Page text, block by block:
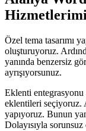
Özel tema tasarımı
oluşturuyoruz.
yanında benzersiz
ayrışıyorsunuz.
Eklenti entegrasyonu
eklentileri seçiyoruz.
yapıyoruz. Bunun
Dolayısıyla